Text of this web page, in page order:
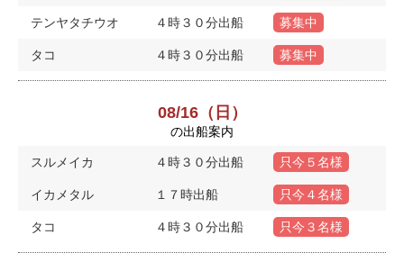
テンヤタチウオ ４時３０分出船 募集中
タコ ４時３０分出船 募集中
08/16（日）
の出船案内
スルメイカ ４時３０分出船 只今５名様
イカメタル １７時出船 只今４名様
タコ ４時３０分出船 只今３名様